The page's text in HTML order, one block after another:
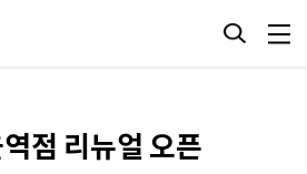
점 리뉴얼 오픈